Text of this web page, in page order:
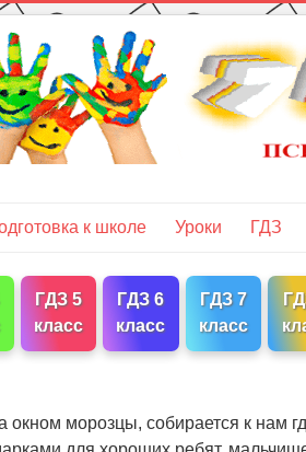
к школе Уроки ГДЗ
ГДЗ 5
класс
ГДЗ 6
класс
ГДЗ 7
класс
морозцы, собирается к нам